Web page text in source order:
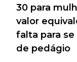
30 para
valor
falta para
de pedágio